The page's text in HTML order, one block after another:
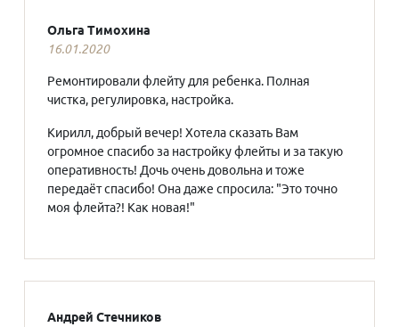
Ольга Тимохина
16.01.2020
Ремонтировали флейту для ребенка. Полная
чистка, регулировка, настройка.
Кирилл, добрый вечер! Хотела сказать Вам
огромное спасибо за настройку флейты и за такую
оперативность! Дочь очень довольна и тоже
передаёт спасибо! Она даже спросила: "Это точно
моя флейта?! Как новая!"
Андрей Стечников